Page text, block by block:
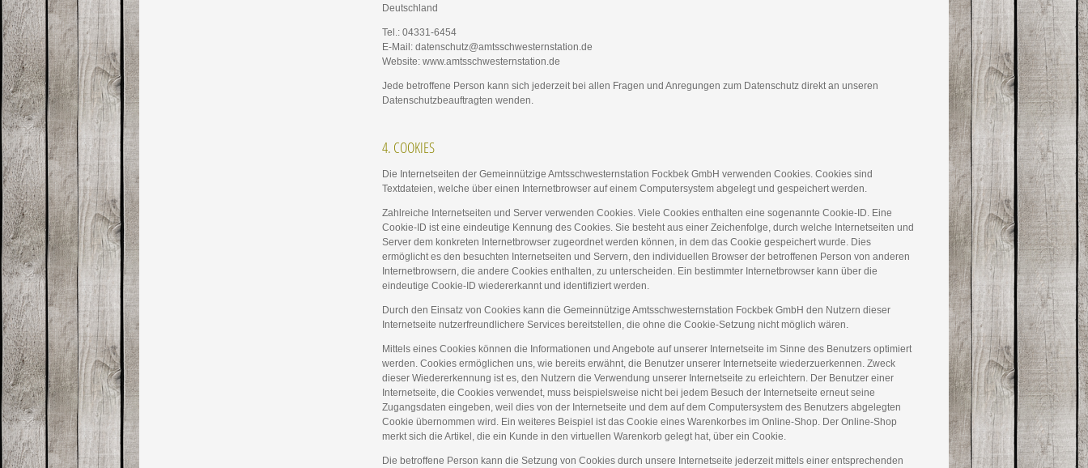
Deutschland
Tel.: 04331-6454
E-Mail: datenschutz@amtsschwesternstation.de
Website: www.amtsschwesternstation.de
Jede betroffene Person kann sich jederzeit bei allen Fragen und Anregungen zum Datenschutz direkt an unseren
Datenschutzbeauftragten wenden.
4. COOKIES
Die Internetseiten der Gemeinnützige Amtsschwesternstation Fockbek GmbH verwenden Cookies. Cookies sind
Textdateien, welche über einen Internetbrowser auf einem Computersystem abgelegt und gespeichert werden.
Zahlreiche Internetseiten und Server verwenden Cookies. Viele Cookies enthalten eine sogenannte Cookie-ID. Eine
Cookie-ID ist eine eindeutige Kennung des Cookies. Sie besteht aus einer Zeichenfolge, durch welche Internetseiten und
Server dem konkreten Internetbrowser zugeordnet werden können, in dem das Cookie gespeichert wurde. Dies
ermöglicht es den besuchten Internetseiten und Servern, den individuellen Browser der betroffenen Person von anderen
Internetbrowsern, die andere Cookies enthalten, zu unterscheiden. Ein bestimmter Internetbrowser kann über die
eindeutige Cookie-ID wiedererkannt und identifiziert werden.
Durch den Einsatz von Cookies kann die Gemeinnützige Amtsschwesternstation Fockbek GmbH den Nutzern dieser
Internetseite nutzerfreundlichere Services bereitstellen, die ohne die Cookie-Setzung nicht möglich wären.
Mittels eines Cookies können die Informationen und Angebote auf unserer Internetseite im Sinne des Benutzers optimiert
werden. Cookies ermöglichen uns, wie bereits erwähnt, die Benutzer unserer Internetseite wiederzuerkennen. Zweck
dieser Wiedererkennung ist es, den Nutzern die Verwendung unserer Internetseite zu erleichtern. Der Benutzer einer
Internetseite, die Cookies verwendet, muss beispielsweise nicht bei jedem Besuch der Internetseite erneut seine
Zugangsdaten eingeben, weil dies von der Internetseite und dem auf dem Computersystem des Benutzers abgelegten
Cookie übernommen wird. Ein weiteres Beispiel ist das Cookie eines Warenkorbes im Online-Shop. Der Online-Shop
merkt sich die Artikel, die ein Kunde in den virtuellen Warenkorb gelegt hat, über ein Cookie.
Die betroffene Person kann die Setzung von Cookies durch unsere Internetseite jederzeit mittels einer entsprechenden